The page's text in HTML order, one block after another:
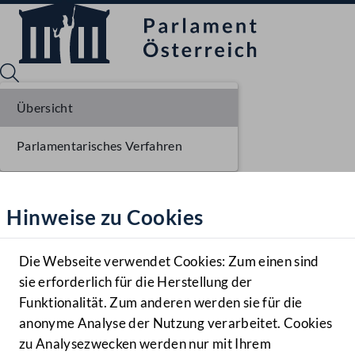
Hilfe
Benutzer
Navigationsmenü öffnen
MENÜ
Hinweise zu Cookies
Die Webseite verwendet Cookies: Zum einen sind
sie erforderlich für die Herstellung der
Funktionalität. Zum anderen werden sie für die
anonyme Analyse der Nutzung verarbeitet. Cookies
zu Analysezwecken werden nur mit Ihrem
Übersicht
Parlamentarisches Verfahren